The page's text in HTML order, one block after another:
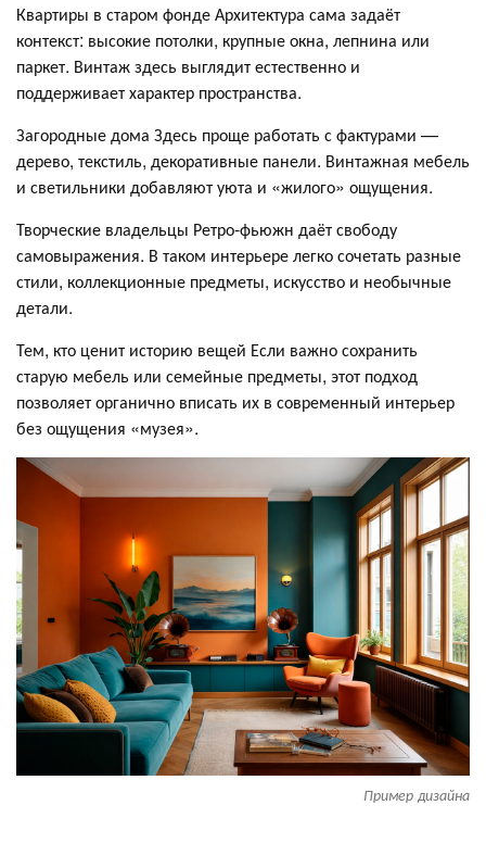
Квартиры в старом фонде Архитектура сама задаёт
контекст: высокие потолки, крупные окна, лепнина или
паркет. Винтаж здесь выглядит естественно и
поддерживает характер пространства.
Загородные дома Здесь проще работать с фактурами —
дерево, текстиль, декоративные панели. Винтажная мебель
и светильники добавляют уюта и «жилого» ощущения.
Творческие владельцы Ретро-фьюжн даёт свободу
самовыражения. В таком интерьере легко сочетать разные
стили, коллекционные предметы, искусство и необычные
детали.
Тем, кто ценит историю вещей Если важно сохранить
старую мебель или семейные предметы, этот подход
позволяет органично вписать их в современный интерьер
без ощущения «музея».
Пример дизайна